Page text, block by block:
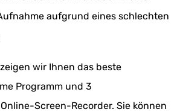
aufgrund eines schlechten
wir Ihnen das beste
Programm und 3
Screen-Recorder. Sie können